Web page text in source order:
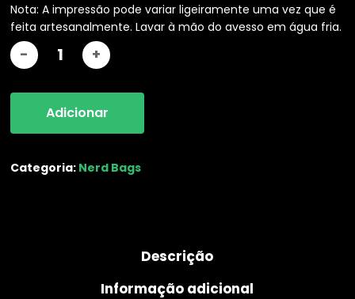
Nota: A impressão pode variar ligeiramente uma vez que é
feita artesanalmente. Lavar à mão do avesso em água fria.
Adicionar
Categoria: Nerd Bags
Descrição
Informação adicional
Necessárias
Estas cookies
Elas são
necessárias
para que o
funcione.